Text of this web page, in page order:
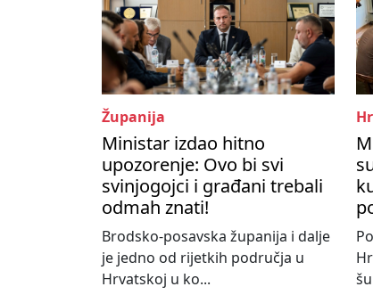
Županija
Ministar izdao hitno
upozorenje: Ovo bi svi
svinjogojci i građani trebali
odmah znati!
Brodsko-posavska županija i dalje
je jedno od rijetkih područja u
Hrvatskoj u ko...